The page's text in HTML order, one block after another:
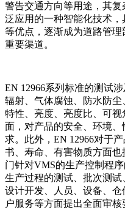
警告交通方向等用途，其
泛应用的一种智能化技术
等优点，逐渐成为道路管
重要渠道。
EN 12966系列标准的测试
辐射、气体腐蚀、防水防
特性、亮度、亮度比、可
面，对产品的安全、环境
求。此外，EN 12966对于
书、寿命、有害物质方面也
门针对VMS的生产控制程
生产过程的测试、批次测
设计开发、人员、设备、
户服务等方面提出全面审核